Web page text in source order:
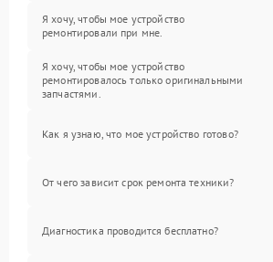
Я хочу, чтобы мое устройство
ремонтировали при мне.
Я хочу, чтобы мое устройство
ремонтировалось только оригинальными
запчастями.
Как я узнаю, что мое устройство готово?
От чего зависит срок ремонта техники?
Диагностика проводится бесплатно?